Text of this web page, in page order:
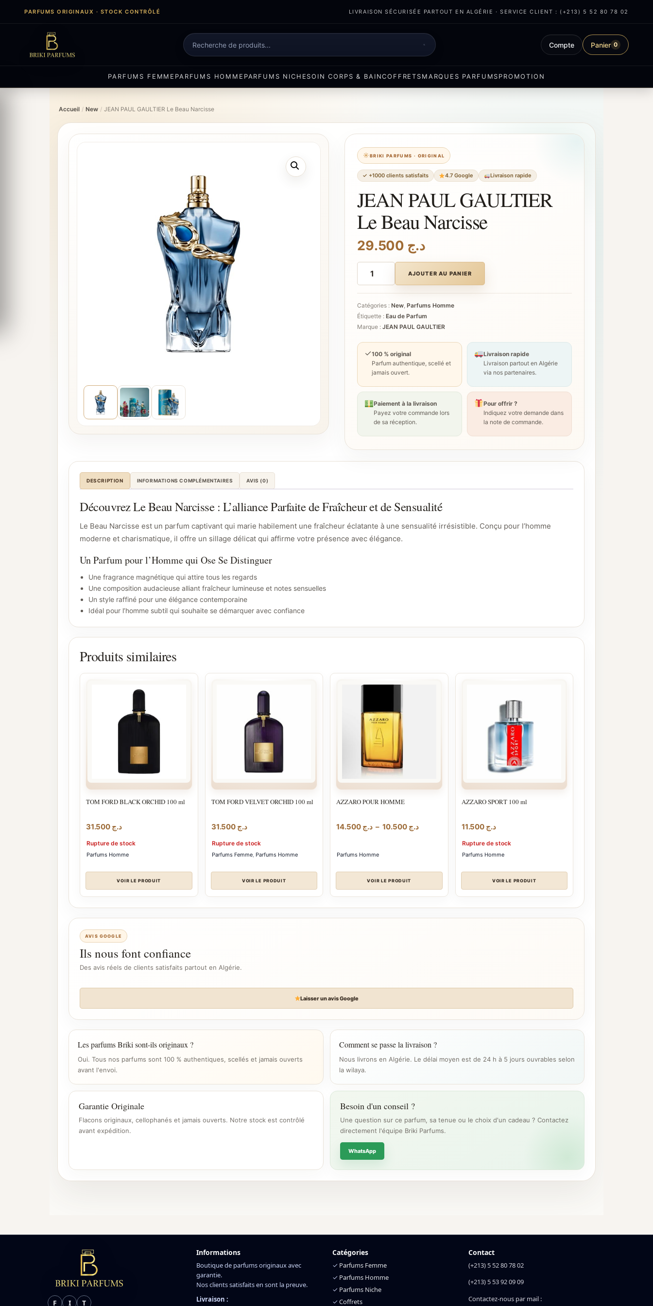
PARFUMS ORIGINAUX · STOCK CONTRÔLÉ LIVRAISON SÉCURISÉE PARTOUT EN ALGÉRIE · SERVICE CLIENT : (+213) 5 52 80 78 02
Recherche
de
produits
Compte Panier 0
PARFUMS FEMME PARFUMS HOMME PARFUMS NICHESOIN CORPS & BAINCOFFRETSMARQUES PARFUMSPROMOTION
Accueil / New / JEAN PAUL GAULTIER Le Beau Narcisse
BRIKI PARFUMS · ORIGINAL
✓ +1000 clients satisfaits 4.7 Google Livraison rapide
JEAN PAUL GAULTIER
Le Beau Narcisse
د.ج
quantité
GAULTIER
Le
Beau
Narcisse
AJOUTER AU PANIER
Catégories : New, Parfums Homme
Étiquette : Eau de Parfum
Marque : JEAN PAUL GAULTIER
✓100 % original
Parfum authentique, scellé et
jamais ouvert.
Livraison rapide
Livraison partout en Algérie
via nos partenaires.
Paiement à la livraison
Payez votre commande lors
de sa réception.
Pour offrir ?
Indiquez votre demande dans
la note de commande.
DESCRIPTION INFORMATIONS COMPLÉMENTAIRES AVIS (0)
Découvrez Le Beau Narcisse : L’alliance Parfaite de Fraîcheur et de Sensualité
Le Beau Narcisse est un parfum captivant qui marie habilement une fraîcheur éclatante à une sensualité irrésistible. Conçu pour l’homme
moderne et charismatique, il offre un sillage délicat qui affirme votre présence avec élégance.
Un Parfum pour l’Homme qui Ose Se Distinguer
Une fragrance magnétique qui attire tous les regards
Une composition audacieuse alliant fraîcheur lumineuse et notes sensuelles
Un style raffiné pour une élégance contemporaine
Idéal pour l’homme subtil qui souhaite se démarquer avec confiance
Produits similaires
TOM FORD BLACK ORCHID 100 ml
د.ج
Rupture de stock
Parfums Homme
VOIR LE PRODUIT
TOM FORD VELVET ORCHID 100 ml
د.ج 31.500
Rupture de stock
Parfums Femme, Parfums Homme
VOIR LE PRODUIT
AZZARO POUR HOMME
د.ج – د.ج
Plage
Parfums Homme
VOIR LE PRODUIT
AZZARO SPORT 100 ml
د.ج 11.500
Rupture de stock
Parfums Homme
VOIR LE PRODUIT
AVIS GOOGLE
Ils nous font confiance
Des avis réels de clients satisfaits partout en Algérie.
Laisser un avis Google
Les parfums Briki sont-ils originaux ?
Oui. Tous nos parfums sont 100 % authentiques, scellés et jamais ouverts
avant l'envoi.
Comment se passe la livraison ?
Nous livrons en Algérie. Le délai moyen est de 24 h à 5 jours ouvrables selon
la wilaya.
Garantie Originale
Flacons originaux, cellophanés et jamais ouverts. Notre stock est contrôlé
avant expédition.
Besoin d'un conseil ?
Une question sur ce parfum, sa tenue ou le choix d'un cadeau ? Contactez
directement l'équipe Briki Parfums.
WhatsApp
F I T
Informations
Boutique de parfums originaux avec
garantie.
Nos clients satisfaits en sont la preuve.
Livraison :
Catégories
✓ Parfums Femme
✓ Parfums Homme
✓ Parfums Niche
✓ Coffrets
Contact
(+213) 5 52 80 78 02
(+213) 5 53 92 09 09
Contactez-nous par mail :